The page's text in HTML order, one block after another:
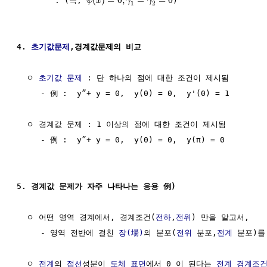
1 2
4. 초기값문제 ,경계값문제의 비교
  ㅇ
초기값 문제
: 단 하나의 점에 대한 조건이 제시됨
     - 例 :  y”+ y = 0,  y(0) = 0,  y'(0) = 1
  ㅇ 경계값 문제 : 1 이상의 점에 대한 조건이 제시됨
     - 例 :  y”+ y = 0,  y(0) = 0,  y(π) = 0
5. 경계값 문제가 자주 나타나는 응용 例)
  ㅇ 어떤 영역 경계에서, 경계조건(
전하 , 전위 ) 만을 알고서,
     - 영역 전반에 걸친
장(場) 의 분포( 전위 분포, 전계 분포)
  ㅇ
전계 의 접선 성분이 도체 표면에서 0 이 된다는 전계 경계조건